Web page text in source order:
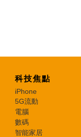
科技焦點
iPhone
5G流動
電腦
數碼
智能家居